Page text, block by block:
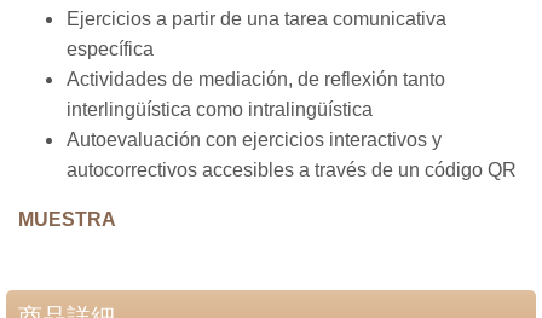
Ejercicios a partir de una tarea comunicativa
específica
Actividades de mediación, de reflexión tanto
interlingüística como intralingüística
Autoevaluación con ejercicios interactivos y
autocorrectivos accesibles a través de un código QR
MUESTRA